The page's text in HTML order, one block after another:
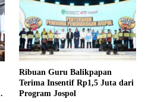
Ribuan Guru Balikpapan
Terima Insentif Rp1,5 Juta dari
Program Jospol